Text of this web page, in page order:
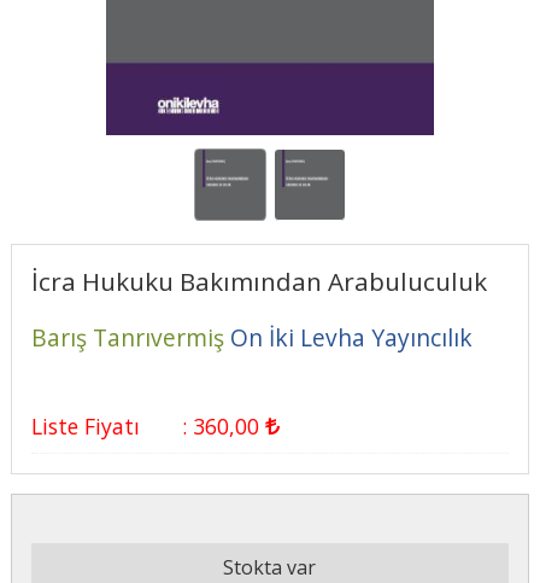
İcra Hukuku Bakımından Arabuluculuk
Barış Tanrıvermiş On İki Levha Yayıncılık
Liste Fiyatı : 360,00
Stokta var